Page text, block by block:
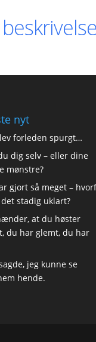
nyt
forleden spurgt…
dig selv – eller dine
mønstre?
gjort så meget –
stadig uklart?
at du høster
du har glemt, du har
jeg kunne se
hende.